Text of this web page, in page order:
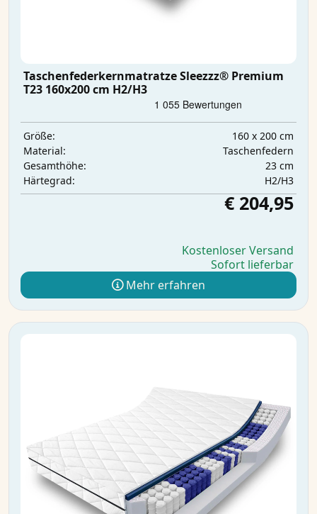
Taschenfederkernmatratze Sleezzz® Premium
T23 160x200 cm H2/H3
Größe:
160 x 200 cm
Material:
Taschenfedern
Gesamthöhe:
23 cm
Härtegrad:
H2/H3
€ 204,95
Kostenloser Versand
Sofort lieferbar
Mehr erfahren